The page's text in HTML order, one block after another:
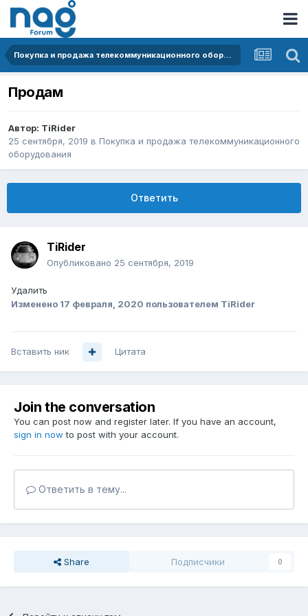
Покупка и продажа телекоммуникационного оборудования
Продам
Автор: TiRider
25 сентября, 2019 в Покупка и продажа телекоммуникационного
оборудования
Ответить
TiRider
Опубликовано 25 сентября, 2019
Удалить
Изменено 17 февраля, 2020 пользователем TiRider
Вставить ник Цитата
Join the conversation
You can post now and register later. If you have an account,
sign in now to post with your account.
Ответить в тему...
Share Подписчики 0